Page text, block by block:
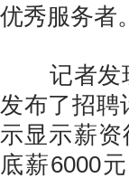
优秀服务者。
记者发现
发布了招聘
示显示薪资
底薪6000